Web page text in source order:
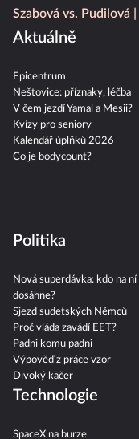
Szabová vs. Pudilová
Aktuálně
Epicentrum
Neštovice: příznaky, léčba
V čem jezdí Yamal a Mesii?
Kvízy pro seniory
Kalendář úplňků 2026
Co je bodycount?
Politika
Nová superdávka: kdo na ní
dosáhne?
Sjezd sudetských Němců
Proč vláda zavádí EET?
Padni komu padni
Výpověď z práce vzor
Divoký kačer
Technologie
SpaceX na burze